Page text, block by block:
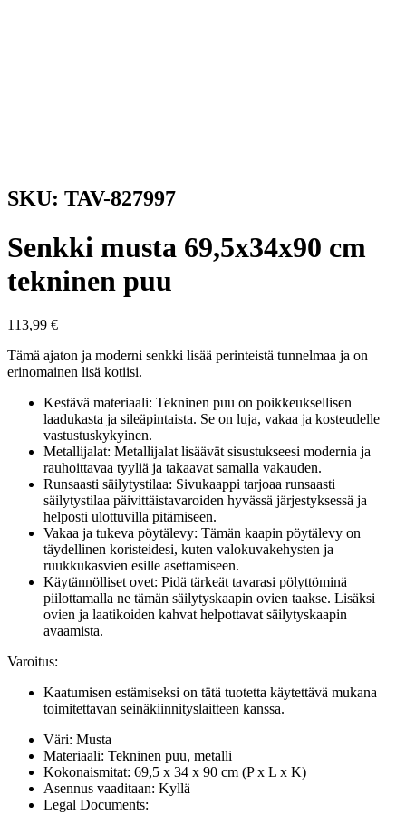
SKU: TAV-827997
Senkki musta 69,5x34x90 cm
tekninen puu
113,99 €
Tämä ajaton ja moderni senkki lisää perinteistä tunnelmaa ja on
erinomainen lisä kotiisi.
Kestävä materiaali: Tekninen puu on poikkeuksellisen
laadukasta ja sileäpintaista. Se on luja, vakaa ja kosteudelle
vastustuskykyinen.
Metallijalat: Metallijalat lisäävät sisustukseesi modernia ja
rauhoittavaa tyyliä ja takaavat samalla vakauden.
Runsaasti säilytystilaa: Sivukaappi tarjoaa runsaasti
säilytystilaa päivittäistavaroiden hyvässä järjestyksessä ja
helposti ulottuvilla pitämiseen.
Vakaa ja tukeva pöytälevy: Tämän kaapin pöytälevy on
täydellinen koristeidesi, kuten valokuvakehysten ja
ruukkukasvien esille asettamiseen.
Käytännölliset ovet: Pidä tärkeät tavarasi pölyttöminä
piilottamalla ne tämän säilytyskaapin ovien taakse. Lisäksi
ovien ja laatikoiden kahvat helpottavat säilytyskaapin
avaamista.
Varoitus:
Kaatumisen estämiseksi on tätä tuotetta käytettävä mukana
toimitettavan seinäkiinnityslaitteen kanssa.
Väri: Musta
Materiaali: Tekninen puu, metalli
Kokonaismitat: 69,5 x 34 x 90 cm (P x L x K)
Asennus vaaditaan: Kyllä
Legal Documents: